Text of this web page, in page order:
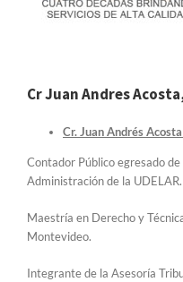
Cr Juan Andres
Cr. Juan Andrés
Contador Público egresado
Administración de la UDELAR.
Maestría en Derecho y
Montevideo.
Integrante de la Asesoría